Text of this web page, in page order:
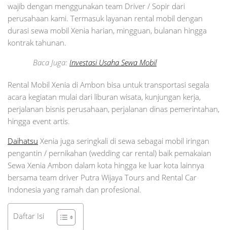
wajib dengan menggunakan team Driver / Sopir dari
perusahaan kami. Termasuk layanan rental mobil dengan
durasi sewa mobil Xenia harian, mingguan, bulanan hingga
kontrak tahunan.
Baca Juga: Investasi Usaha Sewa Mobil
Rental Mobil Xenia di Ambon bisa untuk transportasi segala
acara kegiatan mulai dari liburan wisata, kunjungan kerja,
perjalanan bisnis perusahaan, perjalanan dinas pemerintahan,
hingga event artis.
Daihatsu Xenia juga seringkali di sewa sebagai mobil iringan
pengantin / pernikahan (wedding car rental) baik pemakaian
Sewa Xenia Ambon dalam kota hingga ke luar kota lainnya
bersama team driver Putra Wijaya Tours and Rental Car
Indonesia yang ramah dan profesional.
Daftar Isi